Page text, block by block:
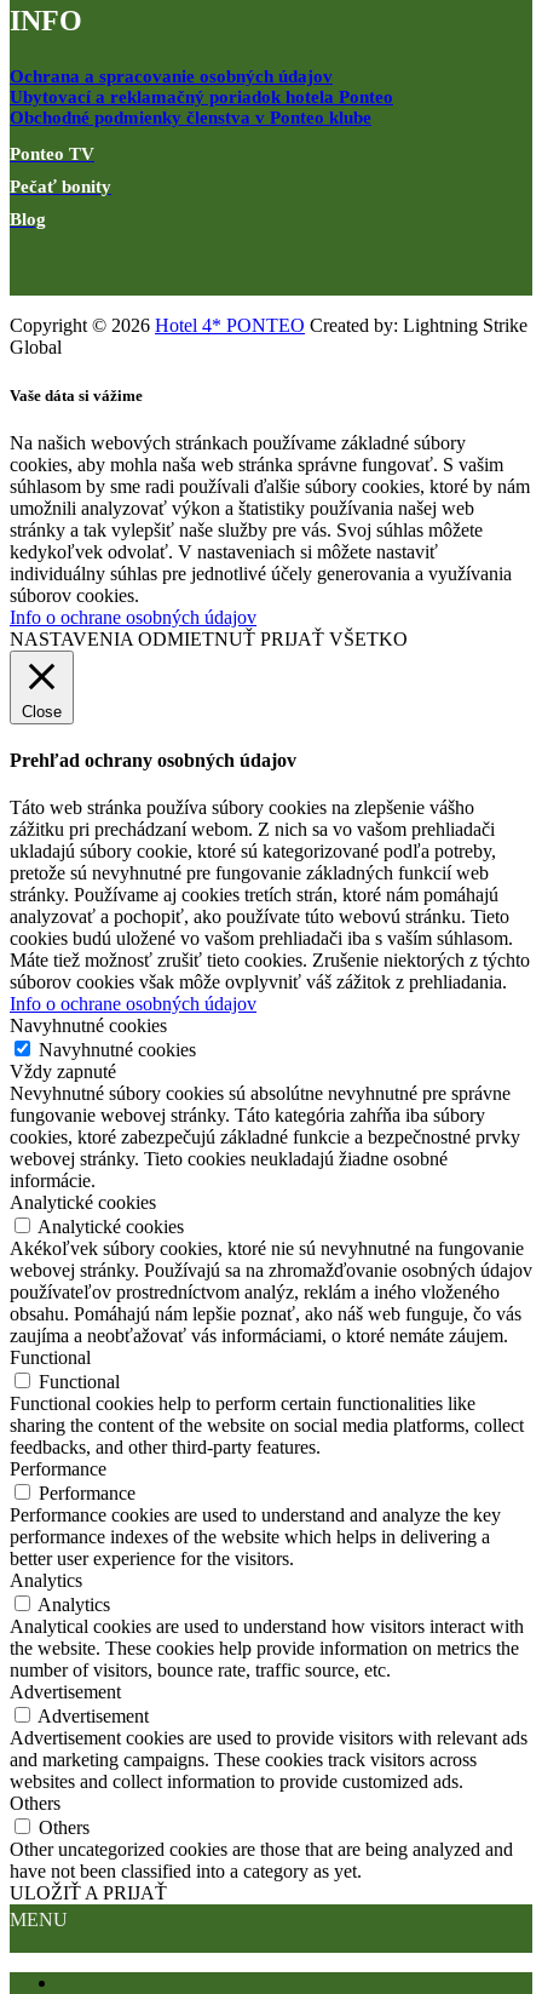
INFO
Ochrana a spracovanie osobných údajov
Ubytovací a reklamačný poriadok hotela Ponteo
Obchodné podmienky členstva v Ponteo klube
Ponteo TV
Pečať bonity
Blog
Copyright © 2026 Hotel 4* PONTEO Created by: Lightning Strike
Global
Vaše dáta si vážime
Na našich webových stránkach používame základné súbory
cookies, aby mohla naša web stránka správne fungovať. S vašim
súhlasom by sme radi používali ďalšie súbory cookies, ktoré by nám
umožnili analyzovať výkon a štatistiky používania našej web
stránky a tak vylepšiť naše služby pre vás. Svoj súhlas môžete
kedykoľvek odvolať. V nastaveniach si môžete nastaviť
individuálny súhlas pre jednotlivé účely generovania a využívania
súborov cookies.
Info o ochrane osobných údajov
NASTAVENIA ODMIETNUŤ PRIJAŤ VŠETKO
Close
Prehľad ochrany osobných údajov
Táto web stránka používa súbory cookies na zlepšenie vášho
zážitku pri prechádzaní webom. Z nich sa vo vašom prehliadači
ukladajú súbory cookie, ktoré sú kategorizované podľa potreby,
pretože sú nevyhnutné pre fungovanie základných funkcií web
stránky. Používame aj cookies tretích strán, ktoré nám pomáhajú
analyzovať a pochopiť, ako používate túto webovú stránku. Tieto
cookies budú uložené vo vašom prehliadači iba s vaším súhlasom.
Máte tiež možnosť zrušiť tieto cookies. Zrušenie niektorých z týchto
súborov cookies však môže ovplyvniť váš zážitok z prehliadania.
Info o ochrane osobných údajov
Navyhnutné cookies
Navyhnutné cookies
Vždy zapnuté
Nevyhnutné súbory cookies sú absolútne nevyhnutné pre správne
fungovanie webovej stránky. Táto kategória zahŕňa iba súbory
cookies, ktoré zabezpečujú základné funkcie a bezpečnostné prvky
webovej stránky. Tieto cookies neukladajú žiadne osobné
informácie.
Analytické cookies
Analytické cookies
Akékoľvek súbory cookies, ktoré nie sú nevyhnutné na fungovanie
webovej stránky. Používajú sa na zhromažďovanie osobných údajov
používateľov prostredníctvom analýz, reklám a iného vloženého
obsahu. Pomáhajú nám lepšie poznať, ako náš web funguje, čo vás
zaujíma a neobťažovať vás informáciami, o ktoré nemáte záujem.
Functional
Functional
Functional cookies help to perform certain functionalities like
sharing the content of the website on social media platforms, collect
feedbacks, and other third-party features.
Performance
Performance
Performance cookies are used to understand and analyze the key
performance indexes of the website which helps in delivering a
better user experience for the visitors.
Analytics
Analytics
Analytical cookies are used to understand how visitors interact with
the website. These cookies help provide information on metrics the
number of visitors, bounce rate, traffic source, etc.
Advertisement
Advertisement
Advertisement cookies are used to provide visitors with relevant ads
and marketing campaigns. These cookies track visitors across
websites and collect information to provide customized ads.
Others
Others
Other uncategorized cookies are those that are being analyzed and
have not been classified into a category as yet.
ULOŽIŤ A PRIJAŤ
MENU